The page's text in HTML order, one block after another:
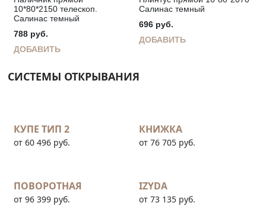
10*80*2150 телескоп.
Салинас темный
788 руб.
ДОБАВИТЬ
Салинас темный
696 руб.
ДОБАВИТЬ
СИСТЕМЫ ОТКРЫВАНИЯ
КУПЕ ТИП 2
от 60 496 руб.
КНИЖКА
от 76 705 руб.
ПОВОРОТНАЯ
от 96 399 руб.
IZYDA
от 73 135 руб.